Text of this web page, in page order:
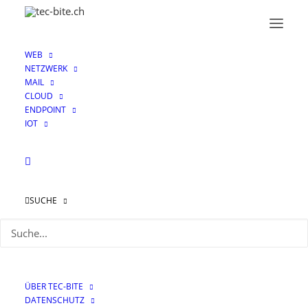
WEB
NETZWERK
MAIL
CLOUD
ENDPOINT
IOT
SUCHE
ÜBER TEC-BITE
DATENSCHUTZ